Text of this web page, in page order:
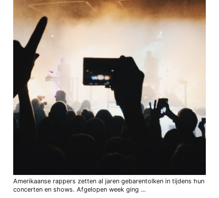
Amerikaanse rappers zetten al jaren gebarentolken in tijdens hun
concerten en shows. Afgelopen week ging …